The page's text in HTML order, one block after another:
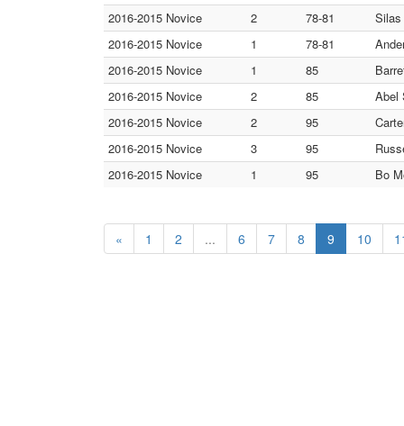
2016-2015 Novice
2 78-81
2016-2015 Novice
1 78-81
2016-2015 Novice
1 85
2016-2015 Novice
2 85
Abel
2016-2015 Novice
2 95
2016-2015 Novice
3 95
2016-2015 Novice
1 95 Bo
« 1 2 ... 6 7 8 9 10